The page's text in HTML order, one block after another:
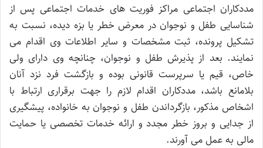
مددکاران اجتماعی مراکز فوریت های خدمات اجتماعی پس از
شناسایی طفل و نوجوان در معرض خطر یا بزه دیده، نسبت به
تشکیل پرونده، ثبت مشخصات و سایر اطلاعات وی اقدام می
نمایند. بعد از پذیرش طفل و نوجوان، چنانچه وی دارای ولی
خاص، قیم یا سرپرست قانونی بوده و بازگشت فرد نزد آنان
بلامانع باشد، مددکاران اقدام لازم را جهت برقراری ارتباط با
اشخاص مذکور، بازگرداندن طفل و نوجوان به خانواده، پیشگیری
از جدایی و بروز خطر مجدد و ارائه خدمات تخصصی یا حمایت
مالی به عمل می آورند.